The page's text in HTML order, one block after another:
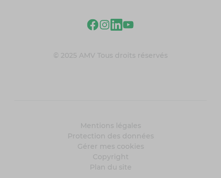
© 2025 AMV Tous droits réservés
Mentions légales
Protection des données
Gérer mes cookies
Copyright
Plan du site